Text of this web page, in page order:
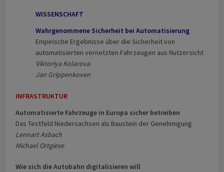
WISSENSCHAFT
Wahrgenommene Sicherheit bei Automatisierung
Empirische Ergebnisse über die Sicherheit von
automatisierten vernetzten Fahrzeugen aus Nutzersicht
Viktoriya Kolarova
Jan Grippenkoven
INFRASTRUKTUR
Automatisierte Fahrzeuge in Europa sicher betreiben
Das Testfeld Niedersachsen als Baustein der Genehmigung
Lennart Asbach
Michael Ortgiese
Wie sich die Autobahn digitalisieren will